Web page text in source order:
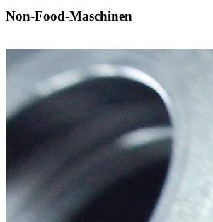
Non-Food-Maschinen